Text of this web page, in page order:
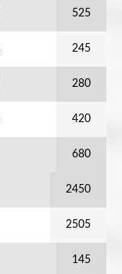
525
245
280
420
680
2450
2505
145